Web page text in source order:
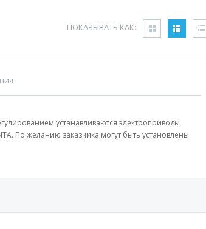
ПОКАЗЫВАТЬ КАК:
устанавливаются электроприводы
По желанию заказчика могут быть установлены